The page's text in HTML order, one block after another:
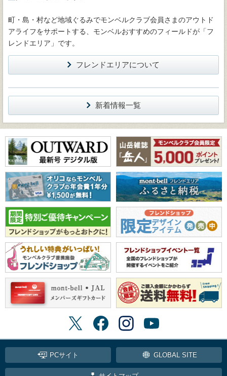
町・島・村など地域ぐるみでモンベルクラブ会員さまのアウトド
アライフをサポートする、モンベルおすすめのフィールドが「フ
レンドエリア」です。
フレンドエリアについて
新着情報一覧
PCサイト GLOBAL SITE